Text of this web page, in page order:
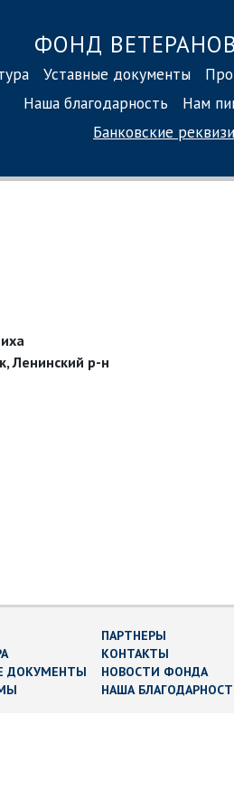
ФОНД
Уставные документы
Наша благодарность
Нам
Банковские
Ленинский р-н
ДОКУМЕНТЫ
ПАРТНЕРЫ
КОНТАКТЫ
НОВОСТИ ФОНДА
НАША